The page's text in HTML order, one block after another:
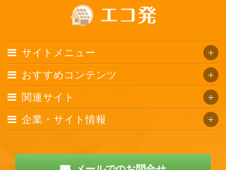
サイトメニュー
おすすめコンテンツ
関連サイト
企業・サイト情報